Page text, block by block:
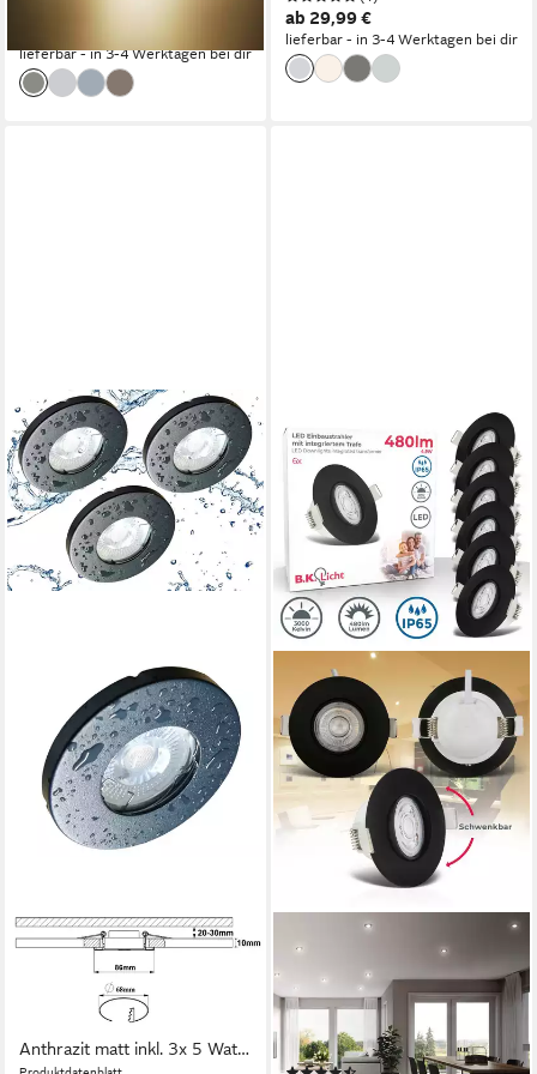
Deckenlampe, Badleuchte
lieferbar - in 3-4 Werktagen bei dir
dimmbar 3000K warmweiß
Ultra Flach LED Modul, Bad,
Dusche, Einbauspots,
ab 29,99 €
lieferbar - in 3-4 Werktagen bei dir
TRANGO
LED Einbauleuchte, 3er Set
6729IP65-031MCOBSD IP65
LED Einbaustrahler in
Anthrazit matt inkl. 3x 5 Watt
Einbauleuchten ultraflach
getrennt schaltbar, LED fest